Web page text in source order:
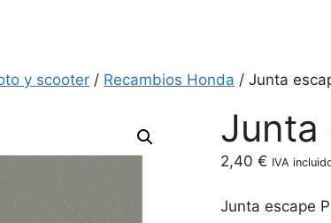
y scooter / Recambios Honda / Junta
Junta
2,40€ IVA
Junta escape